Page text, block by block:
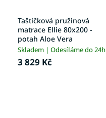
Taštičková pružinová
matrace Ellie 80x200 -
potah Aloe Vera
Skladem | Odesíláme do 24h
3 829 Kč